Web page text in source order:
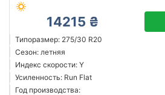
14215 ₴
Типоразмер: 275/30 R20
Сезон: летняя
Индекс скорости: Y
Усиленность: Run Flat
Год производства: